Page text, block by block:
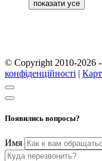
© Copyright 2010-2026
конфіденційності |
Появились вопросы?
Имя